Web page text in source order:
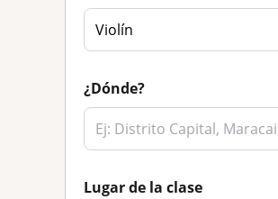
¿Dónde?
Lugar de la clase